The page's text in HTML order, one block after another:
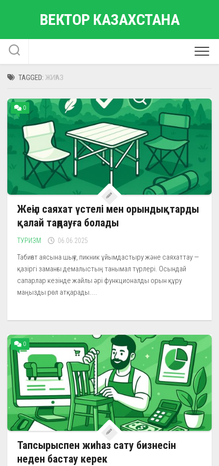
ВЕКТОР КАЗАХСТАНА
TAGGED: ЖИҺАЗ
0
Жеңіл саяхат үстелі мен орындықтарды
қалай таңдауға болады
ТУРИЗМ 06.06.2025
Табиғат аясына шығу, пикник ұйымдастыру және саяхаттау —
қазіргі заманғы демалыстың танымал түрлері. Осындай
сапарлар кезінде жайлы әрі функционалды орын құру
маңызды рөл атқарады....
0
Тапсырыспен жиһаз сату бизнесін
неден бастау керек